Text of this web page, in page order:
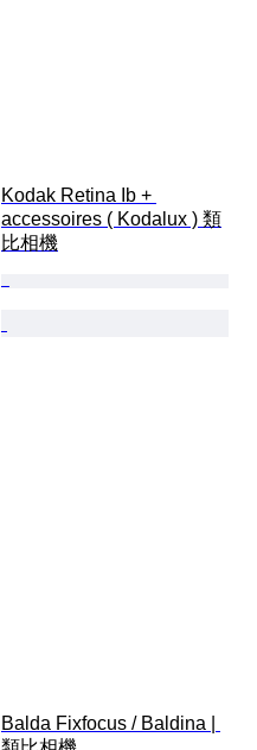
Kodak Retina Ib +
accessoires ( Kodalux ) 類
比相機
Balda Fixfocus / Baldina |